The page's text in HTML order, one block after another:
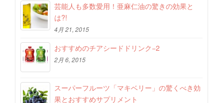
芸能人も多数愛用！亜麻仁油の驚きの効果と
は?!
4月 21, 2015
おすすめのチアシードドリンク−2
2月 6, 2015
スーパーフルーツ「マキベリー」の驚くべき効
果とおすすめサプリメント